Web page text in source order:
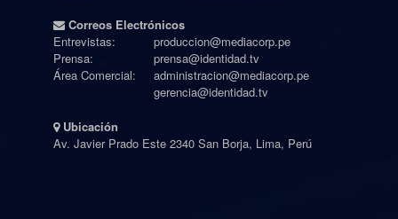
Correos Electrónicos
Entrevistas:
produccion@mediacorp.pe
Prensa:
prensa@identidad.tv
Área Comercial:
administracion@mediacorp.pe
gerencia@identidad.tv
Ubicación
Av. Javier Prado Este 2340 San Borja, Lima, Perú